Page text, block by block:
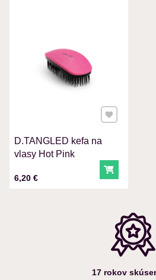
VAŠA OTÁZKA K PRODUKTU
Odoslať
D.TANGLED kefa na
vlasy Hot Pink
Cena s DPH
6,20 € Do košíka
Pridať k
17 rokov